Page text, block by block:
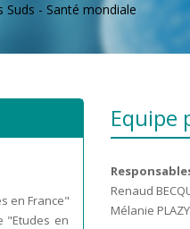
Suds - Santé mondiale
en France"
"Etudes en
Equipe
Renaud
Mélanie PLAZY